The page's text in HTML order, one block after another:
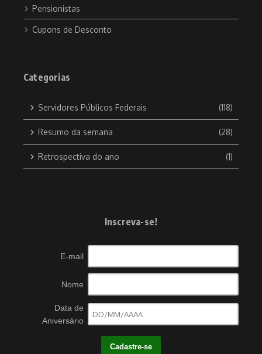
Pensionistas
Cupons de Desconto
Categorias
Servidores Públicos Federais (118)
Resumo da semana (28)
Retrospectiva do ano (1)
Inscreva-se!
E-mail
Nome
Data de
Aniversário